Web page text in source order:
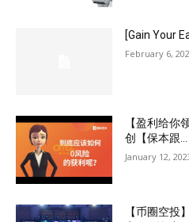
[Gain Your
February 6,
【盈利给你
创【保本跟...
January 12,
【币圈空投